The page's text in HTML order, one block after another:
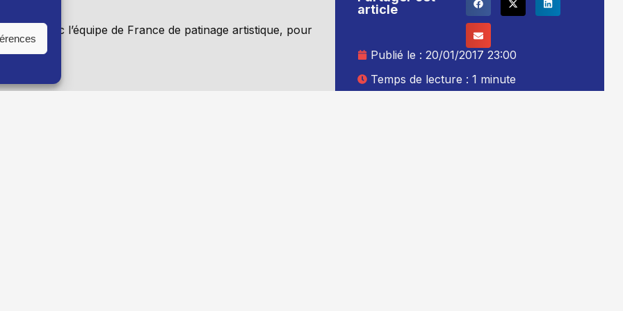
avec l’équipe de France de patinage artistique, pour
article
Publié le :20/01/2017 23:00
Temps de lecture : 1 minute